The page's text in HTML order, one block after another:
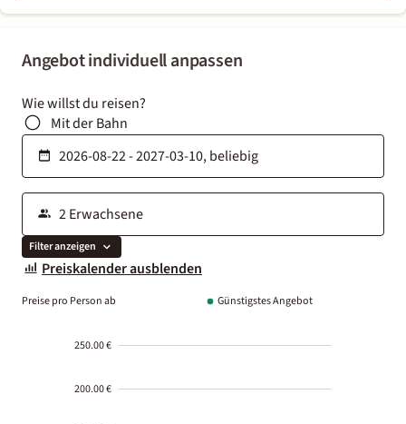
Angebot individuell anpassen
Wie willst du reisen?
Mit der Bahn
Filter anzeigen
Preiskalender ausblenden
Preise pro Person ab Günstigstes Angebot
250.00 €
200.00 €